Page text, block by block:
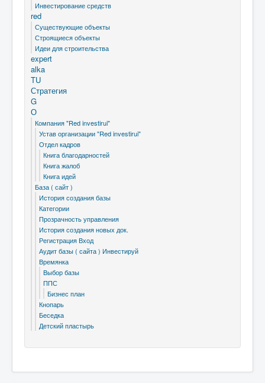
Инвестирование средств
red
Существующие объекты
Строящиеся объекты
Идеи для строительства
expert
alka
TU
Стратегия
G
О
Компания "Red investirui"
Устав организации "Red investirui"
Отдел кадров
Книга благодарностей
Книга жалоб
Книга идей
База ( сайт )
История создания базы
Категории
Прозрачность управления
История создания новых док.
Регистрация Вход
Аудит базы ( сайта ) Инвестируй
Времянка
Выбор базы
ППС
Бизнес план
Кнопарь
Беседка
Детский пластырь